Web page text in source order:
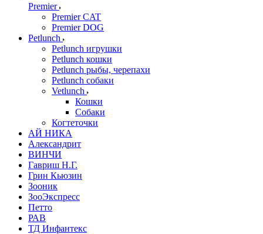
Premier
Premier CAT
Premier DOG
Petlunch
Petlunch игрушки
Petlunch кошки
Petlunch рыбы, черепахи
Petlunch собаки
Vetlunch
Кошки
Собаки
Когтеточки
АЙ НИКА
Александрит
ВИНЧИ
Гавриш Н.Г.
Грин Кьюзин
Зооник
ЗооЭкспресс
Петто
РАВ
ТД Инфантекс